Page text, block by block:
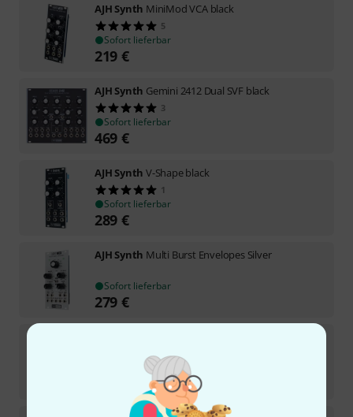
AJH Synth MiniMod VCA black
5
Sofort lieferbar
219 €
AJH Synth Gemini 2412 Dual SVF black
3
Sofort lieferbar
469 €
AJH Synth V-Shape black
1
Sofort lieferbar
289 €
AJH Synth Multi Burst Envelopes Silver
Sofort lieferbar
279 €
Sofort lieferbar